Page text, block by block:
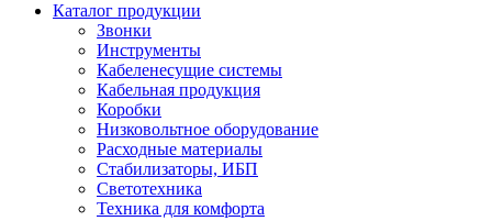
Каталог продукции
Звонки
Инструменты
Кабеленесущие системы
Кабельная продукция
Коробки
Низковольтное оборудование
Расходные материалы
Стабилизаторы, ИБП
Светотехника
Техника для комфорта